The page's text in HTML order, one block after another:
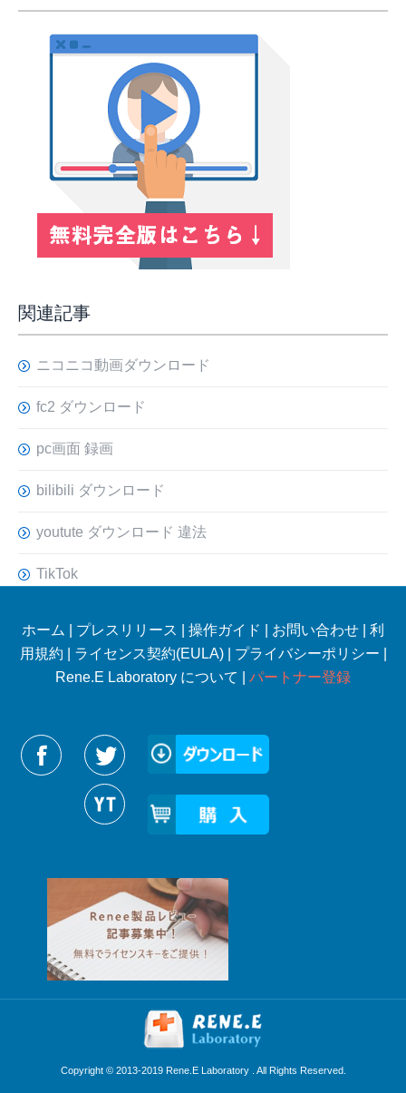
関連記事
ニコニコ動画ダウンロード
fc2 ダウンロード
pc画面 録画
bilibili ダウンロード
youtute ダウンロード 違法
TikTok
ホーム プレスリリース 操作ガイド お問い合わせ
利
用規約
ライセンス契約(EULA)| プライバシーポリシー
Rene.E Laboratory について | パートナー登録
Reneelabをフォローする
Copyright © 2013-2019 Rene.E Laboratory . All Rights Reserved.